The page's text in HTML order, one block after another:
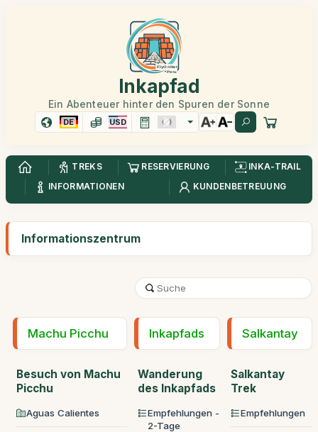
Inkapfad
Ein Abenteuer hinter den Spuren der Sonne
DE USD
TREKS RESERVIERUNG
INKA-TRAIL
INFORMATIONEN
KUNDENBETREUUNG
Informationszentrum
Machu Picchu
Besuch von Machu
Picchu
Aguas Calientes
Inkapfads
Wanderung
des Inkapfads
Empfehlungen -
2-Tage
Salkantay
Salkantay
Trek
Empfehlungen